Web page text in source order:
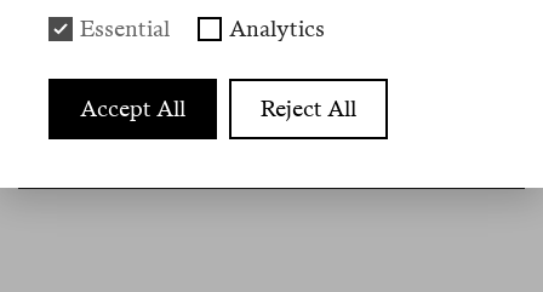
zu verbieten als rechte Hasstiraden? Ronen
zusammen, hat zu den Gründen und Abgründen
der deutschen Probleme mit diesem Grundrecht
Essential Analytics
Accept All Reject All